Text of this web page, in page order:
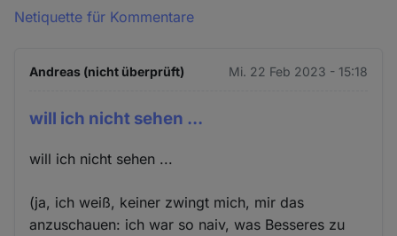
Netiquette für Kommentare
Andreas (nicht überprüft) Mi. 22 Feb 2023 - 15:18
will ich nicht sehen ...
will ich nicht sehen ...
(ja, ich weiß, keiner zwingt mich, mir das
anzuschauen: ich war so naiv, was Besseres zu